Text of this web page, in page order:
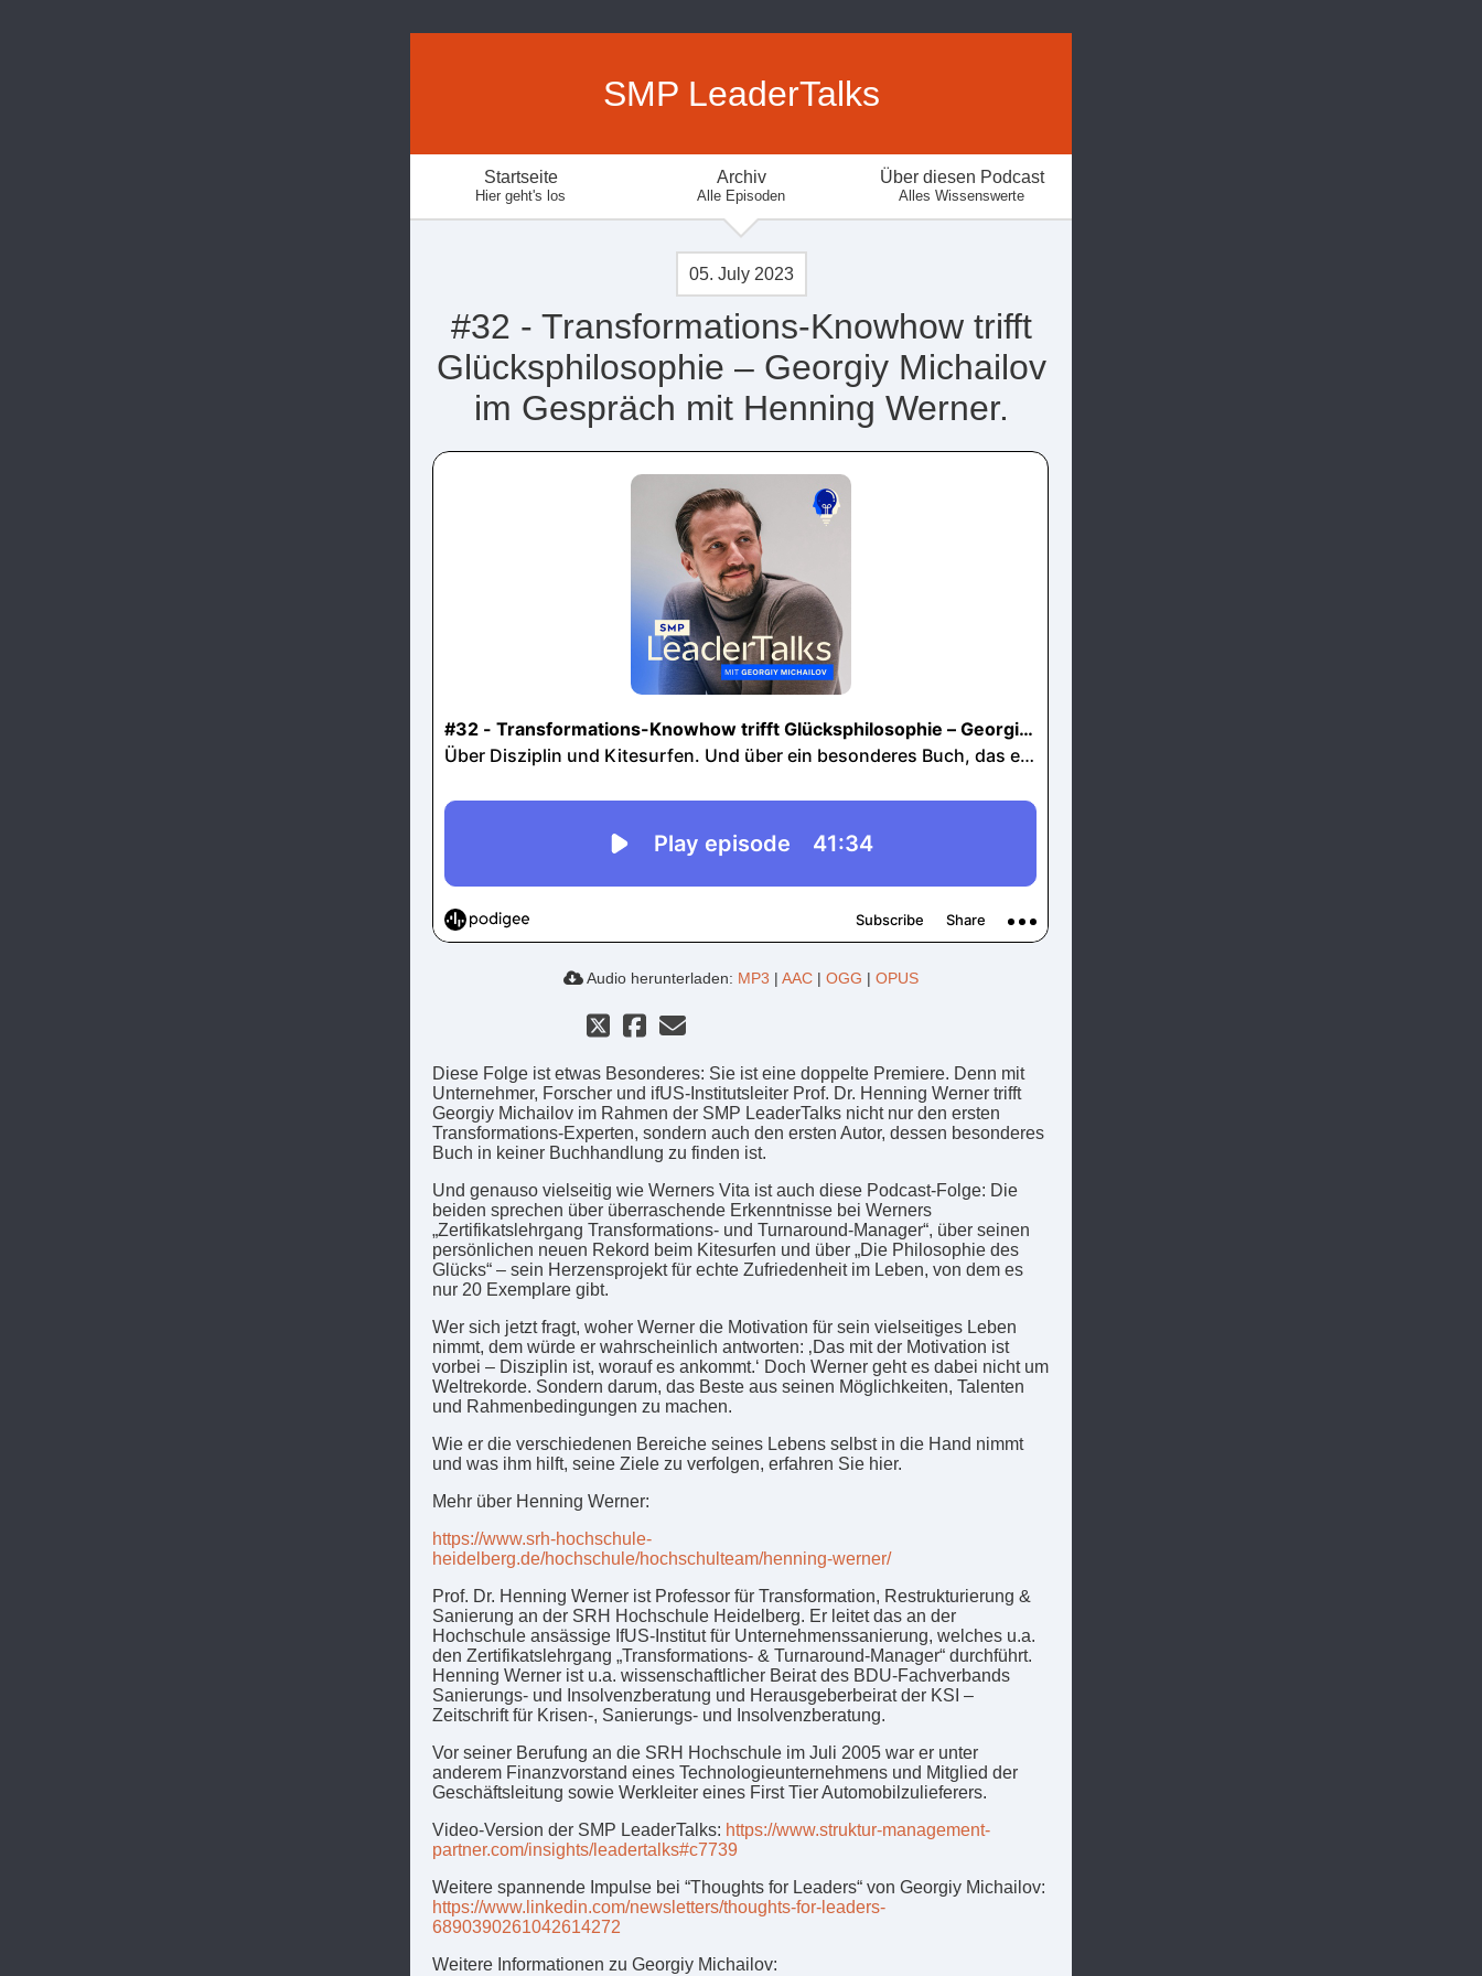
SMP LeaderTalks
Startseite
Hier geht's los
Archiv
Alle Episoden
Über diesen Podcast
Alles Wissenswerte
05. July 2023
#32 - Transformations-Knowhow trifft
Glücksphilosophie – Georgiy Michailov
im Gespräch mit Henning Werner.
Audio herunterladen: MP3 | AAC | OGG | OPUS
Diese Folge ist etwas Besonderes: Sie ist eine doppelte Premiere. Denn mit
Unternehmer, Forscher und ifUS-Institutsleiter Prof. Dr. Henning Werner trifft
Georgiy Michailov im Rahmen der SMP LeaderTalks nicht nur den ersten
Transformations-Experten, sondern auch den ersten Autor, dessen besonderes
Buch in keiner Buchhandlung zu finden ist.
Und genauso vielseitig wie Werners Vita ist auch diese Podcast-Folge: Die
beiden sprechen über überraschende Erkenntnisse bei Werners
„Zertifikatslehrgang Transformations- und Turnaround-Manager“, über seinen
persönlichen neuen Rekord beim Kitesurfen und über „Die Philosophie des
Glücks“ – sein Herzensprojekt für echte Zufriedenheit im Leben, von dem es
nur 20 Exemplare gibt.
Wer sich jetzt fragt, woher Werner die Motivation für sein vielseitiges Leben
nimmt, dem würde er wahrscheinlich antworten: ‚Das mit der Motivation ist
vorbei – Disziplin ist, worauf es ankommt.‘ Doch Werner geht es dabei nicht um
Weltrekorde. Sondern darum, das Beste aus seinen Möglichkeiten, Talenten
und Rahmenbedingungen zu machen.
Wie er die verschiedenen Bereiche seines Lebens selbst in die Hand nimmt
und was ihm hilft, seine Ziele zu verfolgen, erfahren Sie hier.
Mehr über Henning Werner:
https://www.srh-hochschule-
heidelberg.de/hochschule/hochschulteam/henning-werner/
Prof. Dr. Henning Werner ist Professor für Transformation, Restrukturierung &
Sanierung an der SRH Hochschule Heidelberg. Er leitet das an der
Hochschule ansässige IfUS-Institut für Unternehmenssanierung, welches u.a.
den Zertifikatslehrgang „Transformations- & Turnaround-Manager“ durchführt.
Henning Werner ist u.a. wissenschaftlicher Beirat des BDU-Fachverbands
Sanierungs- und Insolvenzberatung und Herausgeberbeirat der KSI –
Zeitschrift für Krisen-, Sanierungs- und Insolvenzberatung.
Vor seiner Berufung an die SRH Hochschule im Juli 2005 war er unter
anderem Finanzvorstand eines Technologieunternehmens und Mitglied der
Geschäftsleitung sowie Werkleiter eines First Tier Automobilzulieferers.
Video-Version der SMP LeaderTalks: https://www.struktur-management-
partner.com/insights/leadertalks#c7739
Weitere spannende Impulse bei “Thoughts for Leaders“ von Georgiy Michailov:
https://www.linkedin.com/newsletters/thoughts-for-leaders-
6890390261042614272
Weitere Informationen zu Georgiy Michailov: